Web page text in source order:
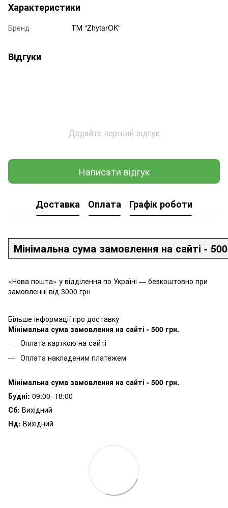
Характеристики
Бренд ТМ "ZhytarOK"
Відгуки
Додайте перший відгук
Написати відгук
Доставка Оплата Графік роботи
Мінімальна сума замовлення на сайті -
«Нова пошта» у відділення по Україні — безкоштовно при
замовленні від 3000 грн
Більше інформації про доставку
Мінімальна сума замовлення на сайті - 500 грн.
Оплата карткою на сайті
Оплата накладеним платежем
Мінімальна сума замовлення на сайті - 500 грн.
Будні: 09:00–18:00
Сб: Вихідний
Нд: Вихідний